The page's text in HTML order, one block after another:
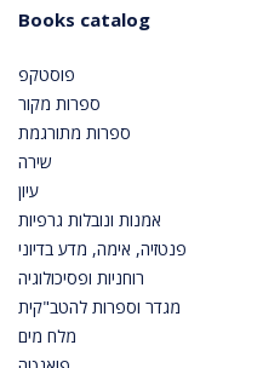
Books catalog
פוסטקפ
ספרות מקור
ספרות מתורגמת
שירה
עיון
אמנות ונובלות גרפיות
פנטזיה, אימה, מדע בדיוני
רוחניות ופסיכולוגיה
מגדר וספרות להטב"קית
מלח מים